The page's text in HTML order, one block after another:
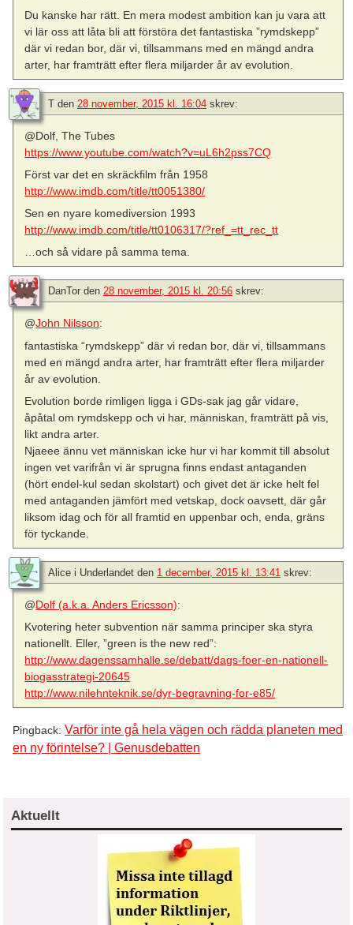
Du kanske har rätt. En mera modest ambition kan ju vara att
vi lär oss att låta bli att förstöra det fantastiska ”rymdskepp”
där vi redan bor, där vi, tillsammans med en mängd andra
arter, har framträtt efter flera miljarder år av evolution.
T den 28 november, 2015 kl. 16:04 skrev:
@Dolf, The Tubes
https://www.youtube.com/watch?v=uL6h2pss7CQ
Först var det en skräckfilm från 1958
http://www.imdb.com/title/tt0051380/
Sen en nyare komediversion 1993
http://www.imdb.com/title/tt0106317/?ref_=tt_rec_tt
…och så vidare på samma tema.
DanTor den 28 november, 2015 kl. 20:56 skrev:
@John Nilsson:
fantastiska “rymdskepp” där vi redan bor, där vi, tillsammans
med en mängd andra arter, har framträtt efter flera miljarder
år av evolution.
Evolution borde rimligen ligga i GDs-sak jag går vidare,
åpåtal om rymdskepp och vi har, människan, framträtt på vis,
likt andra arter.
Njaeee ännu vet människan icke hur vi har kommit till absolut
ingen vet varifrån vi är sprugna finns endast antaganden
(hört endel-kul sedan skolstart) och givet det är icke helt fel
med antaganden jämfört med vetskap, dock oavsett, där går
liksom idag och för all framtid en uppenbar och, enda, gräns
för tyckande.
Alice i Underlandet den 1 december, 2015 kl. 13:41 skrev:
@Dolf (a.k.a. Anders Ericsson):
Kvotering heter subvention när samma principer ska styra
nationellt. Eller, ”green is the new red”:
http://www.dagenssamhalle.se/debatt/dags-foer-en-nationell-
biogasstrategi-20645
http://www.nilehnteknik.se/dyr-begravning-for-e85/
Pingback: Varför inte gå hela vägen och rädda planeten med
en ny förintelse? | Genusdebatten
Aktuellt